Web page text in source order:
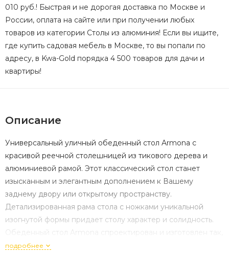
010 руб.! Быстрая и не дорогая доставка по Москве и
России, оплата на сайте или при получении любых
товаров из категории Столы из алюминия! Если вы ищите,
где купить садовая мебель в Москве, то вы попали по
адресу, в Kwa-Gold порядка 4 500 товаров для дачи и
квартиры!
Описание
Универсальный уличный обеденный стол Armona с
красивой реечной столешницей из тикового дерева и
алюминиевой рамой. Этот классический стол станет
изысканным и элегантным дополнением к Вашему
заднему двору или открытому пространству.
Детализированная рама стола с ножками уникальной
изогнутой формы придает столу характер и солидность.
Обеденный стол Armona спроектирован и изготовлен так,
чтобы выдерживать любые погодные условия. Вместе с
подробнее